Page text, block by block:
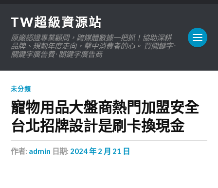
TW超級資源站
原廠認證專業顧問，跨媒體數據一把抓！協助深耕
品牌、規劃年度走向，擊中消費者的心。 買關鍵字 ·
關鍵字廣告費 · 關鍵字廣告商
未分類
寵物用品大盤商熱門加盟安全
台北招牌設計是刷卡換現金
作者: admin 日期: 2024 年 2 月 21 日